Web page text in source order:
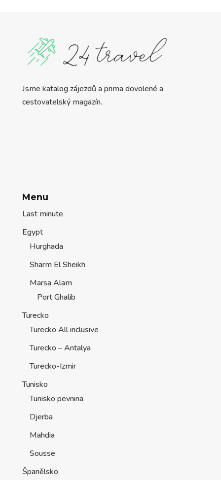
Jsme katalog zájezdů a prima dovolené a
cestovatelský magazín.
Menu
Last minute
Egypt
Hurghada
Sharm El Sheikh
Marsa Alam
Port Ghalib
Turecko
Turecko All inclusive
Turecko – Antalya
Turecko-Izmir
Tunisko
Tunisko pevnina
Djerba
Mahdia
Sousse
Španělsko